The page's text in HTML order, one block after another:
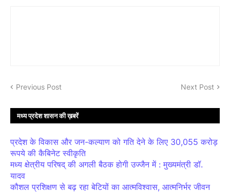
Previous Post Next Post
मध्य प्रदेश शासन की ख़बरें
प्रदेश के विकास और जन-कल्याण को गति देने के लिए 30,055 करोड़
रूपये की कैबिनेट स्वीकृति
मध्य क्षेत्रीय परिषद् की अगली बैठक होगी उज्जैन में : मुख्यमंत्री डॉ.
यादव
कौशल प्रशिक्षण से बढ़ रहा बेटियों का आत्मविश्वास, आत्मनिर्भर जीवन